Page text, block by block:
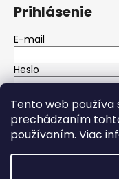
Tento web používa
prechádzaním
používaním. Viac
Prihlásenie
E-mail
Heslo
PRIHLÁSIŤ SA
Nová registrácia